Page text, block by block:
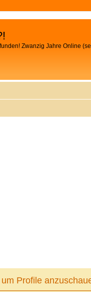
Zwanzig Jahre Online
Profile